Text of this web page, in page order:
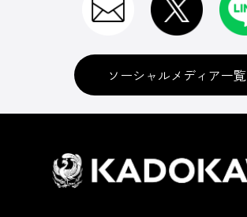
ソーシャルメディア一覧